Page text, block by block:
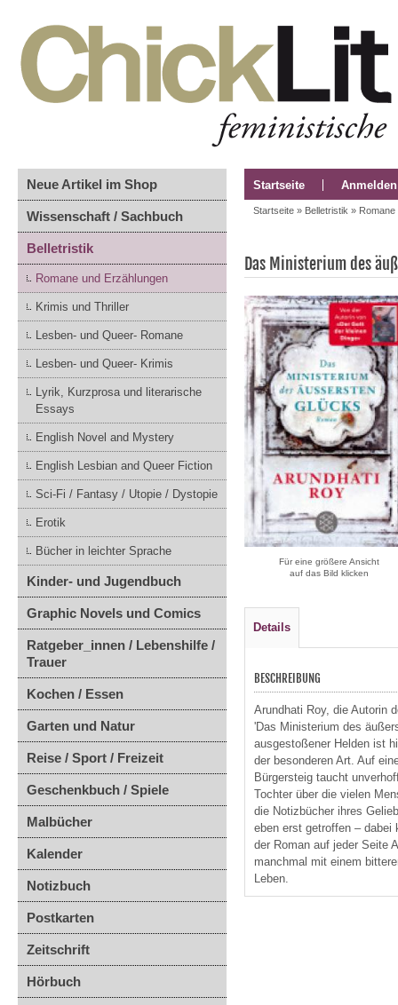
Neue Artikel im Shop
Wissenschaft / Sachbuch
Belletristik
Romane und Erzählungen
Krimis und Thriller
Lesben- und Queer- Romane
Lesben- und Queer- Krimis
Lyrik, Kurzprosa und literarische
Essays
English Novel and Mystery
English Lesbian and Queer Fiction
Sci-Fi / Fantasy / Utopie / Dystopie
Erotik
Bücher in leichter Sprache
Kinder- und Jugendbuch
Graphic Novels und Comics
Ratgeber_innen / Lebenshilfe /
Trauer
Kochen / Essen
Garten und Natur
Reise / Sport / Freizeit
Geschenkbuch / Spiele
Malbücher
Kalender
Notizbuch
Postkarten
Zeitschrift
Hörbuch
Startseite Anmelden
Startseite » Belletristik »
Das Ministerium des
Für eine größere Ansicht
auf das Bild klicken
Details
BESCHREIBUNG
Arundhati Roy, die Autorin
'Das Ministerium des
ausgestoßener Helden ist
der besonderen Art. Auf
Bürgersteig taucht
Tochter über die vielen
die Notizbücher ihres
eben erst getroffen – dabei
der Roman auf jeder Seite
manchmal mit einem
Leben.